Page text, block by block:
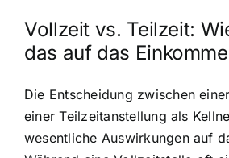
Vollzeit vs. Teilzeit:
das auf das
Die Entscheidung zwischen
einer Teilzeitanstellung als
wesentliche Auswirkungen auf